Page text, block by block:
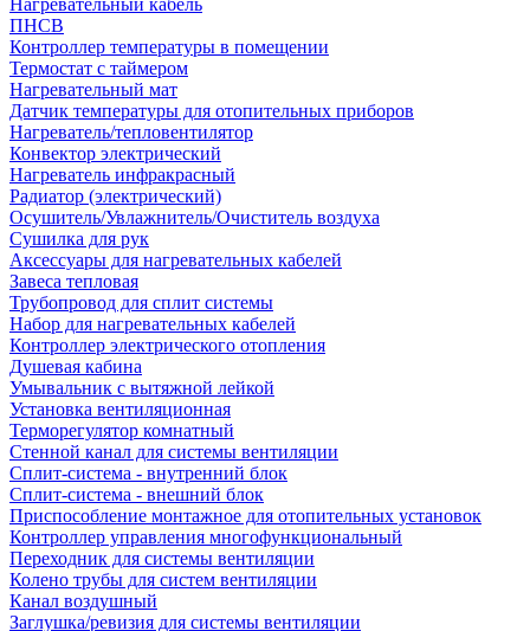
Нагревательный кабель
ПНСВ
Контроллер температуры в помещении
Термостат с таймером
Нагревательный мат
Датчик температуры для отопительных приборов
Нагреватель/тепловентилятор
Конвектор электрический
Нагреватель инфракрасный
Радиатор (электрический)
Осушитель/Увлажнитель/Очиститель воздуха
Сушилка для рук
Аксессуары для нагревательных кабелей
Завеса тепловая
Трубопровод для сплит системы
Набор для нагревательных кабелей
Контроллер электрического отопления
Душевая кабина
Умывальник с вытяжной лейкой
Установка вентиляционная
Терморегулятор комнатный
Стенной канал для системы вентиляции
Сплит-система - внутренний блок
Сплит-система - внешний блок
Приспособление монтажное для отопительных установок
Контроллер управления многофункциональный
Переходник для системы вентиляции
Колено трубы для систем вентиляции
Канал воздушный
Заглушка/ревизия для системы вентиляции